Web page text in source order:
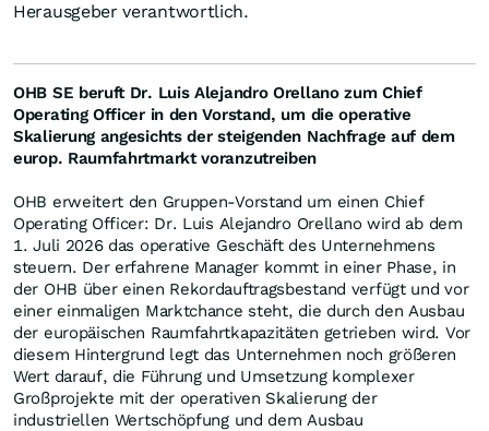
Herausgeber verantwortlich.
OHB SE beruft Dr. Luis Alejandro Orellano zum Chief
Operating Officer in den Vorstand, um die operative
Skalierung angesichts der steigenden Nachfrage auf dem
europ. Raumfahrtmarkt voranzutreiben
OHB erweitert den Gruppen-Vorstand um einen Chief
Operating Officer: Dr. Luis Alejandro Orellano wird ab dem
1. Juli 2026 das operative Geschäft des Unternehmens
steuern. Der erfahrene Manager kommt in einer Phase, in
der OHB über einen Rekordauftragsbestand verfügt und vor
einer einmaligen Marktchance steht, die durch den Ausbau
der europäischen Raumfahrtkapazitäten getrieben wird. Vor
diesem Hintergrund legt das Unternehmen noch größeren
Wert darauf, die Führung und Umsetzung komplexer
Großprojekte mit der operativen Skalierung der
industriellen Wertschöpfung und dem Ausbau